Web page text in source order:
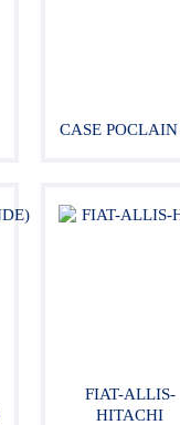
CASE
FIAT-ALLIS-
HITACHI